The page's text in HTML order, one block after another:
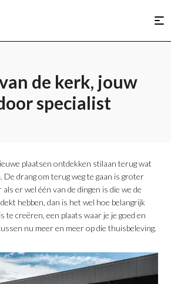
de kerk, jouw
specialist
plaatsen ontdekken stilaan terug wat
De drang om terug weg te gaan is groter
er wel één van de dingen is die we de
hebben, dan is het wel hoe belangrijk
te creëren, een plaats waar je je goed en
nu meer en meer op die thuisbeleving.